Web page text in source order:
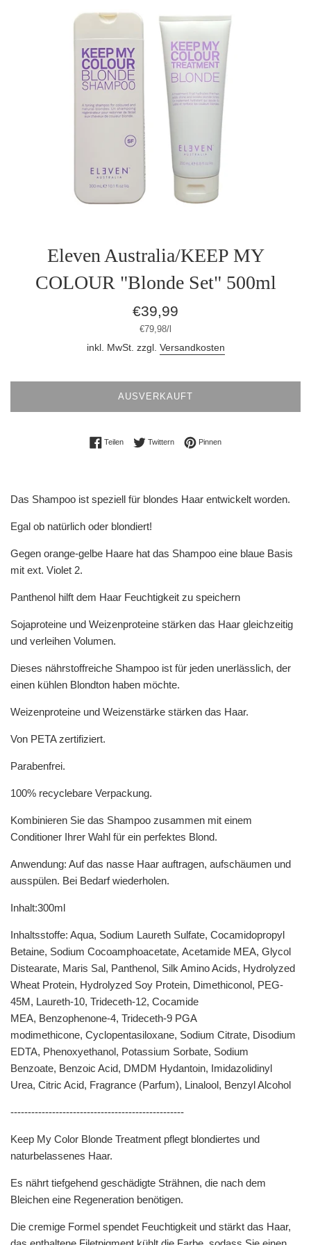
Eleven Australia/KEEP MY
COLOUR "Blonde Set" 500ml
Normaler
Preis
€39,99
Stückpreis
€79,98/pro
inkl. MwSt. zzgl. Versandkosten
AUSVERKAUFT
TeilenAuf Facebook teilen
TwitternAuf Twitter twittern
PinnenAuf Pinterest pinnen
Das Shampoo ist speziell für blondes Haar entwickelt worden.
Egal ob natürlich oder blondiert!
Gegen orange-gelbe Haare hat das Shampoo eine blaue Basis
mit ext. Violet 2.
Panthenol hilft dem Haar Feuchtigkeit zu speichern
Sojaproteine und Weizenproteine stärken das Haar gleichzeitig
und verleihen Volumen.
Dieses nährstoffreiche Shampoo ist für jeden unerlässlich, der
einen kühlen Blondton haben möchte.
Weizenproteine und Weizenstärke stärken das Haar.
Von PETA zertifiziert.
Parabenfrei.
100% recyclebare Verpackung.
Kombinieren Sie das Shampoo zusammen mit einem
Conditioner Ihrer Wahl für ein perfektes Blond.
Anwendung: Auf das nasse Haar auftragen, aufschäumen und
ausspülen. Bei Bedarf wiederholen.
Inhalt:300ml
Inhaltsstoffe: Aqua, Sodium Laureth Sulfate, Cocamidopropyl
Betaine, Sodium Cocoamphoacetate, Acetamide MEA, Glycol
Distearate, Maris Sal, Panthenol, Silk Amino Acids, Hydrolyzed
Wheat Protein, Hydrolyzed Soy Protein, Dimethiconol, PEG-
45M, Laureth-10, Trideceth-12, Cocamide
MEA, Benzophenone-4, Trideceth-9 PGA
modimethicone, Cyclopentasiloxane, Sodium Citrate, Disodium
EDTA, Phenoxyethanol, Potassium Sorbate, Sodium
Benzoate, Benzoic Acid, DMDM Hydantoin, Imidazolidinyl
Urea, Citric Acid, Fragrance (Parfum), Linalool, Benzyl Alcohol
--------------------------------------------------
Keep My Color Blonde Treatment pflegt blondiertes und
naturbelassenes Haar.
Es nährt tiefgehend geschädigte Strähnen, die nach dem
Bleichen eine Regeneration benötigen.
Die cremige Formel spendet Feuchtigkeit und stärkt das Haar,